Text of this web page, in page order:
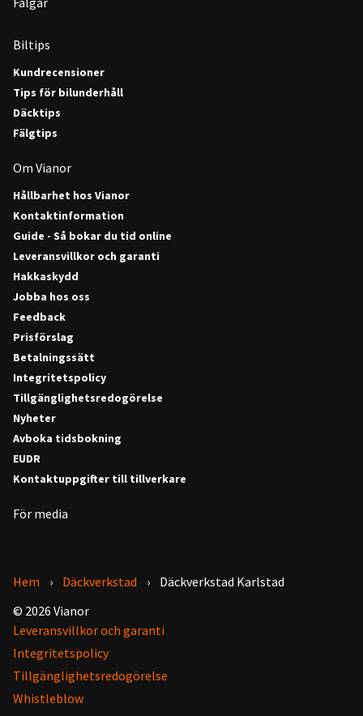
Biltips
Kundrecensioner
Tips för bilunderhåll
Däcktips
Fälgtips
Om Vianor
Hållbarhet hos Vianor
Kontaktinformation
Guide - Så bokar du tid online
Leveransvillkor och garanti
Hakkaskydd
Jobba hos oss
Feedback
Prisförslag
Betalningssätt
Integritetspolicy
Tillgänglighetsredogörelse
Nyheter
Avboka tidsbokning
EUDR
Kontaktuppgifter till tillverkare
För media
Hem Däckverkstad
Däckverkstad Karlstad
© 2026 Vianor
Leveransvillkor och garanti
Integritetspolicy
Tillgänglighetsredogörelse
Whistleblow